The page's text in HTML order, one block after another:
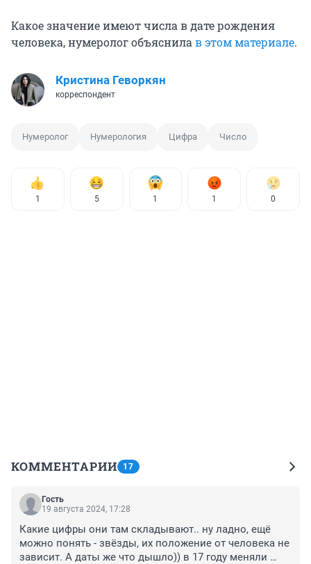
Какое значение имеют числа в дате рождения
человека, нумеролог объяснилав этом материале.
Кристина Геворкян
корреспондент
Нумеролог Нумерология Цифра Число
1 5 1 1 0
КОММЕНТАРИИ 17
Гость
19 августа 2024, 17:28
Какие цифры они там складывают.. ну ладно, ещё
можно понять - звёзды, их положение от человека не
зависит. А даты же что дышло)) в 17 году меняли